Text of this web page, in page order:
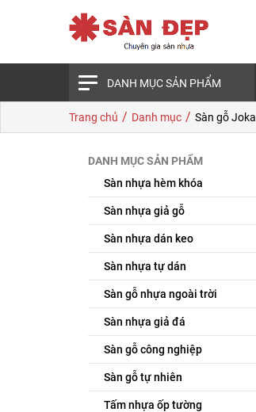
DANH MỤC SẢN PHẨM
Trang chủ / Danh mục / Sàn gỗ Joka
DANH MỤC SẢN PHẨM
Sàn nhựa hèm khóa
Sàn nhựa giả gỗ
Sàn nhựa dán keo
Sàn nhựa tự dán
Sàn gỗ nhựa ngoài trời
Sàn nhựa giả đá
Sàn gỗ công nghiệp
Sàn gỗ tự nhiên
Tấm nhựa ốp tường